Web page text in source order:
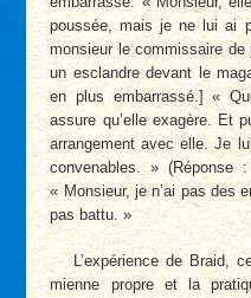
poussée, mais je ne lui ai
monsieur le commissaire de
un esclandre devant le
en plus embarrassé.] «
assure qu’elle exagère. Et
arrangement avec elle. Je
convenables. » (Réponse
« Monsieur, je n’ai pas des
pas battu. »
L’expérience de Braid,
mienne propre et la